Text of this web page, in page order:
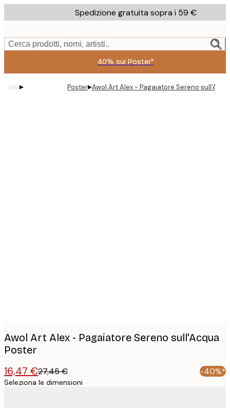
to
content.
Spedizione gratuita sopra i 59 €
Cerca prodotti, nomi, artisti..
40% sui Poster*
▸ Poster▸Awol Art Alex - Pagaiatore Sereno
Awol Art Alex - Pagaiatore Sereno sull'Acqua
Poster
16,47 €27,45 € -40%*
Seleziona le dimensioni